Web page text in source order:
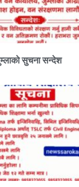
सुचना सन्देश